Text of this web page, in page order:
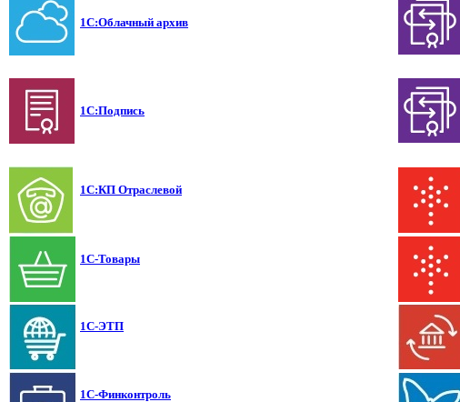
1С:Облачный архив
1С:Подпись
1С:КП Отраслевой
1С-Товары
1С-ЭТП
1С-Финконтроль